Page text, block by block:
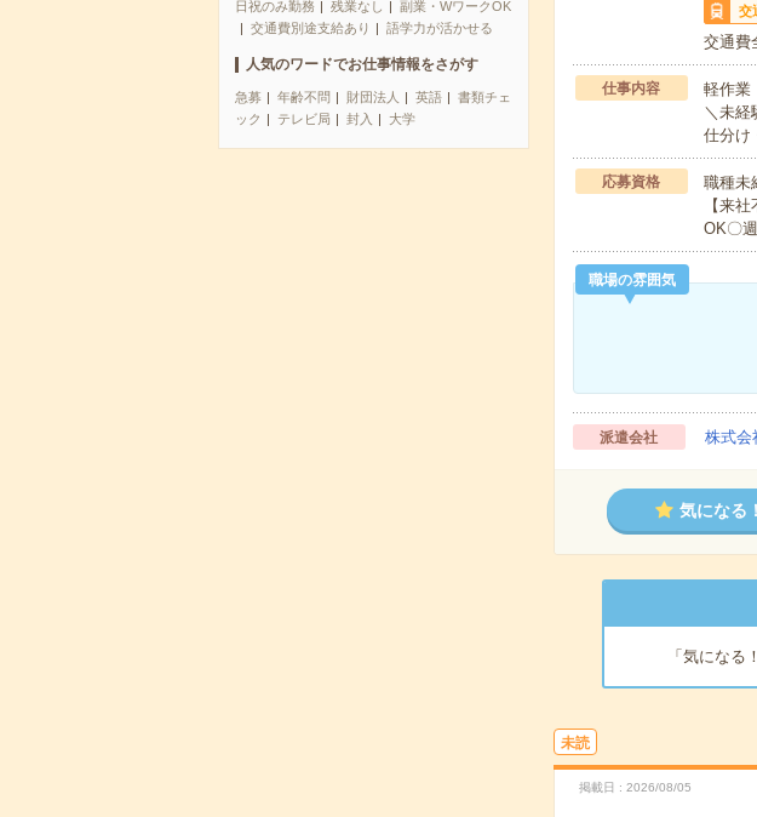
日祝のみ勤務
残業なし
副業・WワークOK
交通費別途支給あり
語学力が活かせる
人気のワードでお仕事情報をさがす
急募 年齢不問 財団法人 英語
書類チェ
ック
テレビ局 封入 大学
交
交通費
仕事内容
軽作業
＼未経
仕分け
応募資格
職種未
【来
OK〇
職場の雰囲気
派遣会社 株式
気になる！
「気になる
未読
掲載日 2026/08/05